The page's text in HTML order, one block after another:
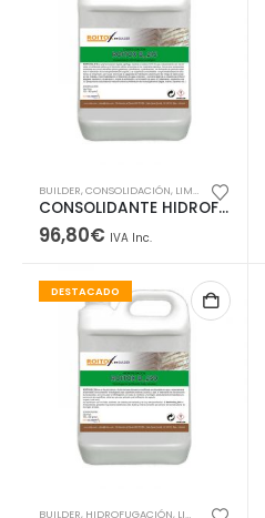
BUILDER,CONSOLIDACIÓN, LIMPIEZA FACHADAS
CONSOLIDANTE HIDROFUGANTE ECOLÓGICO
96,80€ IVA Inc.
DESTACADO
BUILDER, HIDROFUGACIÓN, LIMPIEZA FACHADAS